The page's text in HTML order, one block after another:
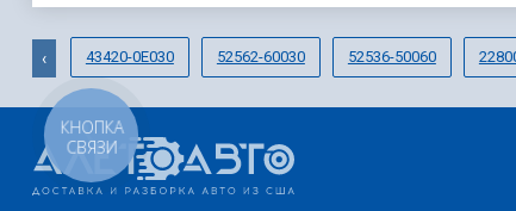
43420-0E030 52562-60030 52536-50060
‹
КНОПКА
СВЯЗИ